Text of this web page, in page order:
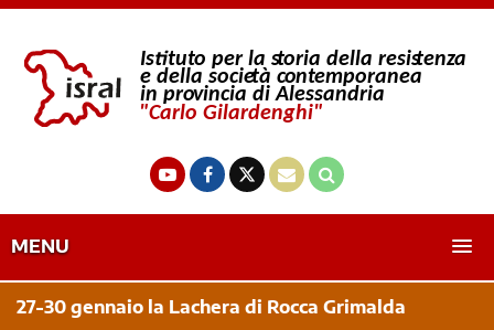
MENU
27-30 gennaio la Lachera di Rocca Grimalda